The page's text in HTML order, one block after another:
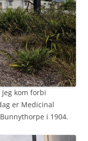
kom forbi
er Medicinal
i 1904.